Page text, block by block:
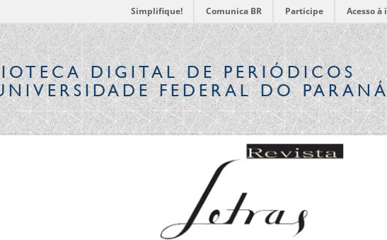
Simplifique! Comunica BR Participe Acesso
DIGITALDE PERIÓDICOS
FEDERAL DO